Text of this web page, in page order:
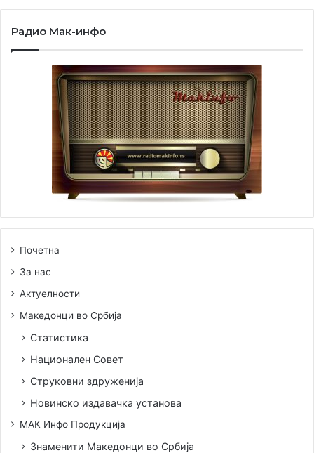
Радио Мак-инфо
Почетна
За нас
Актуелности
Македонци во Србија
Статистика
Национален Совет
Струковни здруженија
Новинско издавачка установа
МАК Инфо Продукција
Знаменити Македонци во Србија